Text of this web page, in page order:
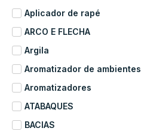
Aplicador de rapé
ARCO E FLECHA
Argila
Aromatizador de ambientes
Aromatizadores
ATABAQUES
BACIAS